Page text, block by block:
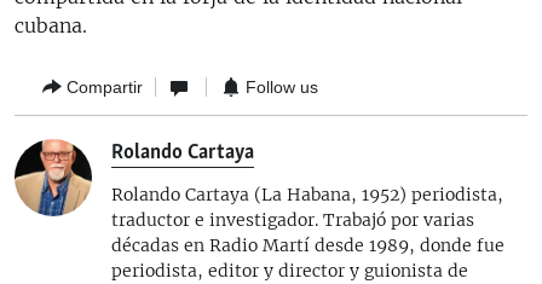
cubana.
Compartir Follow us
Rolando Cartaya
Rolando Cartaya (La Habana, 1952) periodista,
traductor e investigador. Trabajó por varias
décadas en Radio Martí desde 1989, donde fue
periodista, editor y director y guionista de